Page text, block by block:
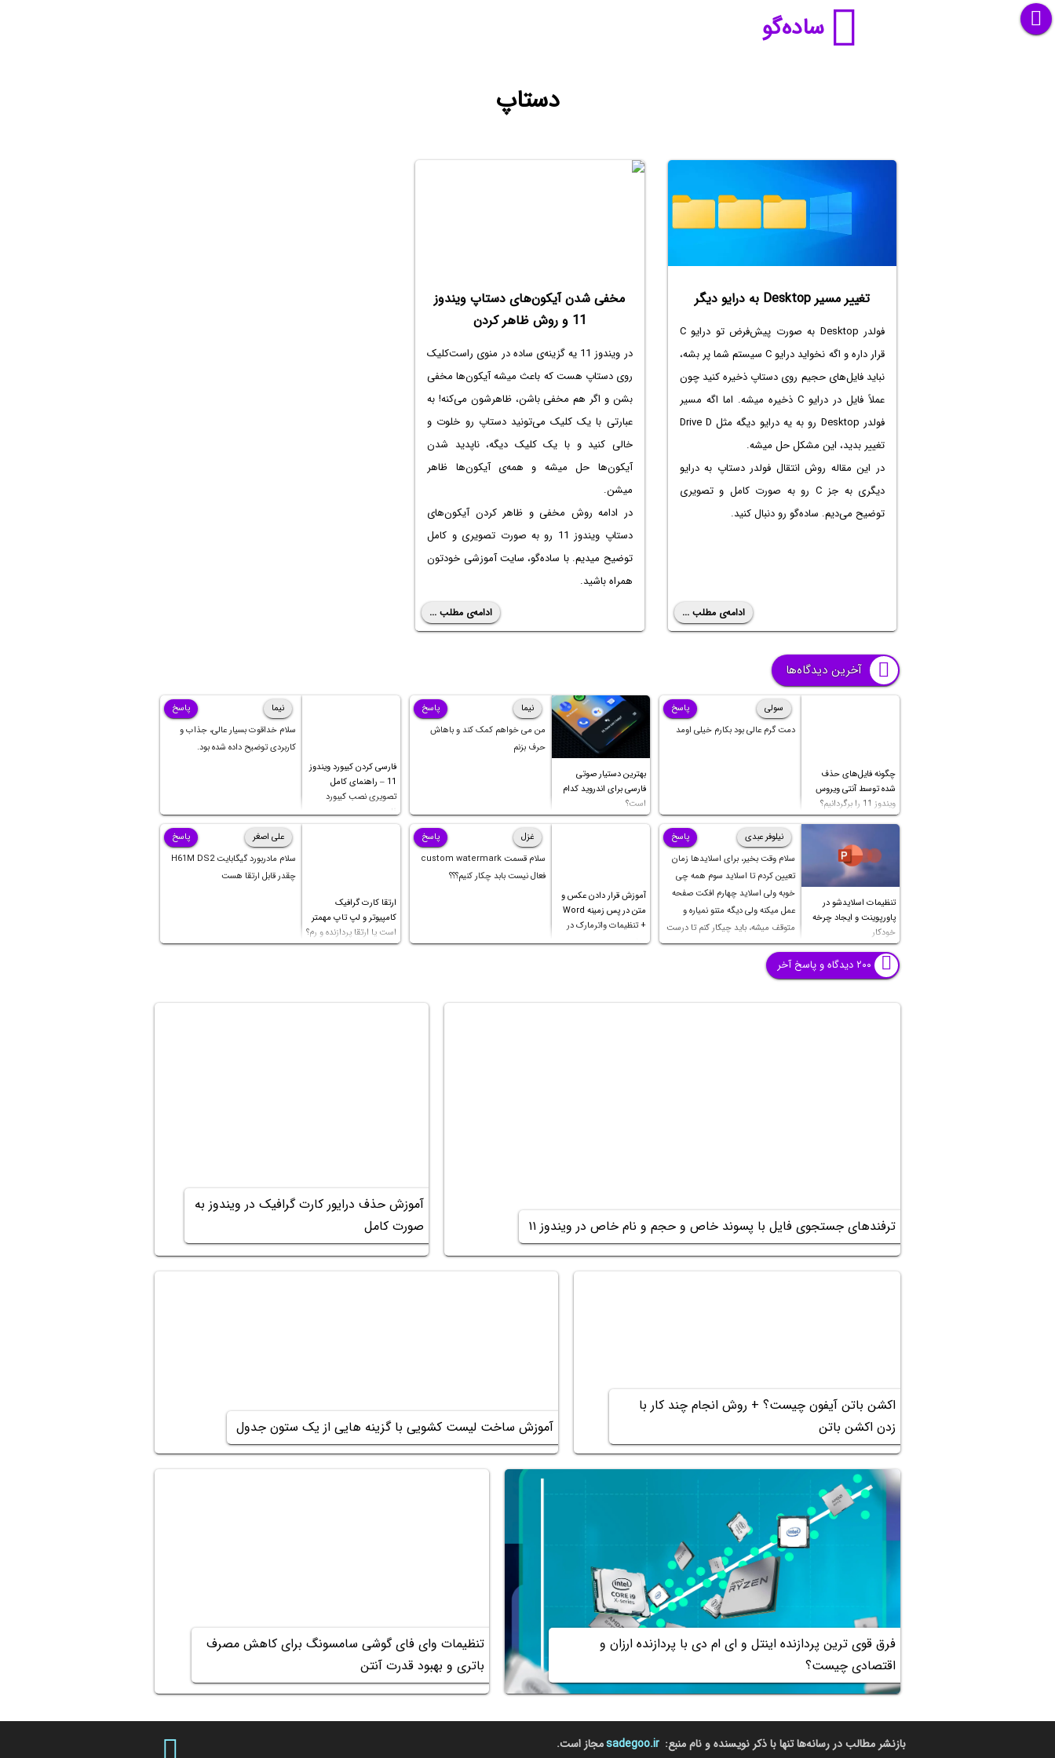
ساده‌گو
دستاپ
تغییر مسیر Desktop به درایو دیگر
فولدر Desktop به صورت پیش‌فرض تو درایو C
قرار داره و اگه نخواید درایو C سیستم شما پر بشه،
نباید فایل‌های حجیم روی دستاپ ذخیره کنید چون
عملاً فایل در درایو C ذخیره میشه. اما اگه مسیر
فولدر Desktop رو به یه درایو دیگه مثل Drive D
تغییر بدید، این مشکل حل میشه.
در این مقاله روش انتقال فولدر دستاپ به درایو
دیگری به جز C رو به صورت کامل و تصویری
توضیح می‌دیم. ساده‌گو رو دنبال کنید.
ادامه‌ی مطلب ...
مخفی شدن آیکون‌های دستاپ ویندوز
11 و روش ظاهر کردن
در ویندوز 11 یه گزینه‌ی ساده در منوی راست‌کلیک
روی دستاپ هست که باعث میشه آیکون‌ها مخفی
بشن و اگر هم مخفی باشن، ظاهرشون می‌کنه! به
عبارتی با یک کلیک می‌تونید دستاپ رو خلوت و
خالی کنید و با یک کلیک دیگه، ناپدید شدن
آیکون‌ها حل میشه و همه‌ی آیکون‌ها ظاهر
میشن.
در ادامه روش مخفی و ظاهر کردن آیکون‌های
دستاپ ویندوز 11 رو به صورت تصویری و کامل
توضیح میدیم. با ساده‌گو، سایت آموزشی خودتون
همراه باشید.
ادامه‌ی مطلب ...
آخرین دیدگاه‌ها
چگونه فایل‌های حذف
شده توسط آنتی ویروس
ویندوز 11 را برگردانیم؟
سولی
دمت گرم عالی بود بکارم خیلی اومد
پاسخ
بهترین دستیار صوتی
فارسی برای اندروید کدام
است؟
نیما
من می خواهم کمک کند و باهاش
حرف بزنم
پاسخ
فارسی کردن کیبورد ویندوز
11 – راهنمای کامل
تصویری نصب کیبورد
فارسی
نیما
سلام خداقوت بسیار عالی، جذاب و
کاربردی توضیح داده شده بود.
پاسخ
تنظیمات اسلایدشو در
پاورپوینت و ایجاد چرخه
خودکار
نیلوفر عبدی
سلام وقت بخیر، برای اسلایدها زمان
تعیین کردم تا اسلاید سوم همه چی
خوبه ولی اسلاید چهارم افکت صفحه
عمل میکنه ولی دیگه متنو نمیاره و
متوقف میشه، باید چیکار کنم تا درست
بشه؟ تایم صفحات قبل تا شش ثانیه
هست و اسلاید چهارم نزدیک چهار
دقیقه هست
پاسخ
آموزش قرار دادن عکس و
متن در پس زمینه Word
+ تنظیمات واترمارک در
ورد
غزل
سلام قسمت custom watermark
فعال نیست بابد چکار کنیم؟؟؟
پاسخ
ارتقا کارت گرافیک
کامپیوتر و لپ تاپ مهمتر
است یا ارتقا پردازنده و رم؟
علی اصغر
سلام مادربورد گیگابایت H61M DS2
چقدر قابل ارتقا هست
پاسخ
۲۰۰ دیدگاه و پاسخ آخر
ترفندهای جستجوی فایل با پسوند خاص و حجم و نام خاص در ویندوز ۱۱
آموزش حذف درایور کارت گرافیک در ویندوز به
صورت کامل
اکشن باتن آیفون چیست؟ + روش انجام چند کار با
زدن اکشن باتن
آموزش ساخت لیست کشویی با گزینه هایی از یک ستون جدول
فرق قوی ترین پردازنده اینتل و ای ام دی با پردازنده ارزان و
اقتصادی چیست؟
تنظیمات وای فای گوشی سامسونگ برای کاهش مصرف
باتری و بهبود قدرت آنتن
بازنشر مطالب در رسانه‌ها تنها با ذکر نویسنده و نام منبع: sadegoo.irمجاز است.